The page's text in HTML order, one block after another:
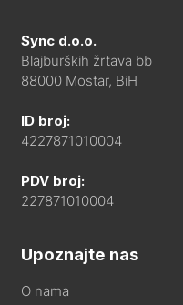
Sync d.o.o.
Blajburških žrtava bb
88000 Mostar, BiH
ID broj:
4227871010004
PDV broj:
227871010004
Upoznajte nas
O nama